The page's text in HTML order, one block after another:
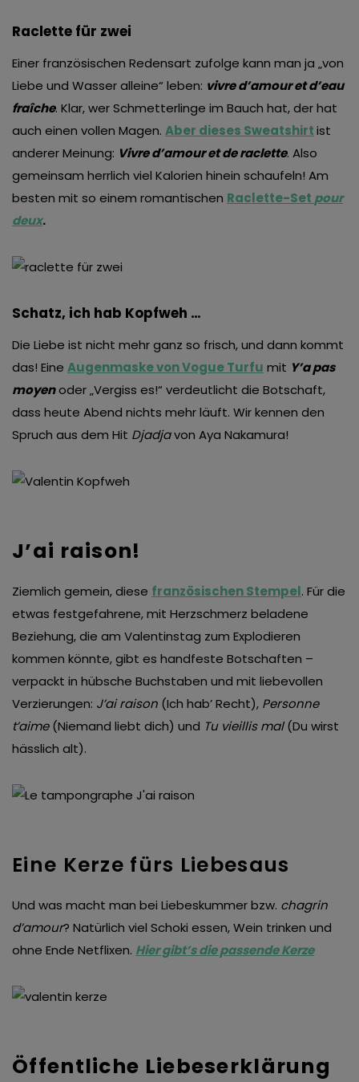
Raclette für zwei
Einer französischen Redensart zufolge kann man ja „von
Liebe und Wasser alleine“ leben: vivre d’amour et d’eau
fraîche. Klar, wer Schmetterlinge im Bauch hat, der hat
auch einen vollen Magen. Aber dieses Sweatshirtist
anderer Meinung: Vivre d’amour et de raclette. Also
gemeinsam herrlich viel Kalorien hinein schaufeln! Am
besten mit so einem romantischen Raclette-Set pour
deux.
Schatz, ich hab Kopfweh …
Die Liebe ist nicht mehr ganz so frisch, und dann kommt
das! Eine Augenmaske von Vogue Turfu mit Y’a pas
moyenoder „Vergiss es!“ verdeutlicht die Botschaft,
dass heute Abend nichts mehr läuft. Wir kennen den
Spruch aus dem Hit Djadjavon Aya Nakamura!
J’ai raison!
Ziemlich gemein, diese französischen Stempel. Für die
etwas festgefahrene, mit Herzschmerz beladene
Beziehung, die am Valentinstag zum Explodieren
kommen könnte, gibt es handfeste Botschaften –
verpackt in hübsche Buchstaben und mit liebevollen
Verzierungen: J’ai raison (Ich hab’ Recht), Personne
t’aime(Niemand liebt dich) und Tu vieillis mal(Du wirst
hässlich alt).
Eine Kerze fürs Liebesaus
Und was macht man bei Liebeskummer bzw. chagrin
d’amour? Natürlich viel Schoki essen, Wein trinken und
ohne Ende Netflixen. Hier gibt’s die passende Kerze
Öffentliche Liebeserklärung